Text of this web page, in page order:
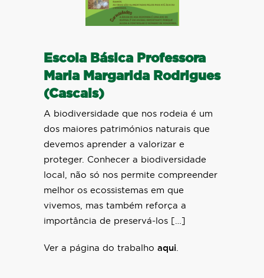
Escola Básica Professora
Maria Margarida Rodrigues
(Cascais)
A biodiversidade que nos rodeia é um
dos maiores patrimónios naturais que
devemos aprender a valorizar e
proteger. Conhecer a biodiversidade
local, não só nos permite compreender
melhor os ecossistemas em que
vivemos, mas também reforça a
importância de preservá-los […]
Ver a página do trabalho aqui.